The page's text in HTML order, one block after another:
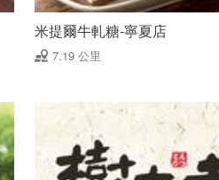
米提爾牛軋糖-寧夏店
7.19 公里